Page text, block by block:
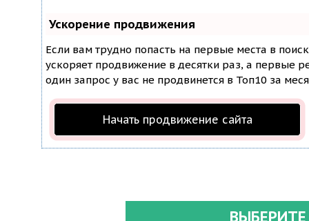
Ускорение продвижения
Если вам трудно попасть на первые места в
ускоряет продвижение в десятки раз, а первые
один запрос у вас не продвинется в Топ10 за
Начать продвижение сайта